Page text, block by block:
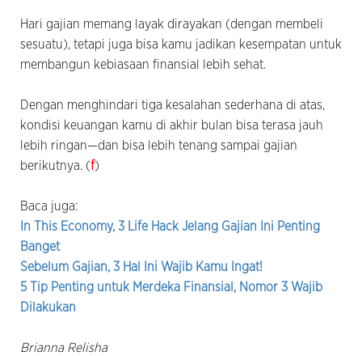
Hari gajian memang layak dirayakan (dengan membeli
sesuatu), tetapi juga bisa kamu jadikan kesempatan untuk
membangun kebiasaan finansial lebih sehat.
Dengan menghindari tiga kesalahan sederhana di atas,
kondisi keuangan kamu di akhir bulan bisa terasa jauh
lebih ringan—dan bisa lebih tenang sampai gajian
berikutnya. (f)
Baca juga:
In This Economy, 3 Life Hack Jelang Gajian Ini Penting
Banget
Sebelum Gajian, 3 Hal Ini Wajib Kamu Ingat!
5 Tip Penting untuk Merdeka Finansial, Nomor 3 Wajib
Dilakukan
Brianna Relisha